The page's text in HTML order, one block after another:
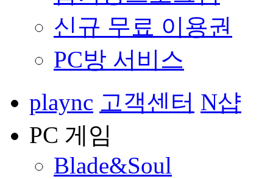
신규 무료 이용권
PC방 서비스
plaync 고객센터 N샵
PC 게임
Blade&Soul